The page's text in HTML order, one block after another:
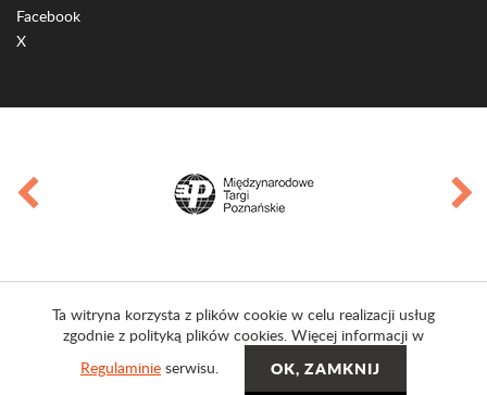
Facebook
X
Ta witryna korzysta z plików cookie w celu realizacji usług
zgodnie z polityką plików cookies. Więcej informacji w
Regulaminie serwisu.